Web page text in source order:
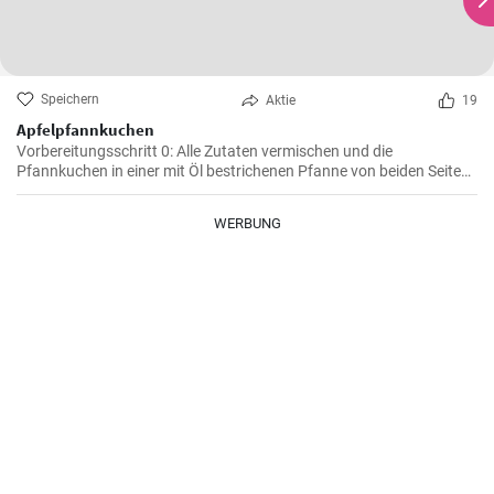
Speichern Aktie 19
Apfelpfannkuchen
Vorbereitungsschritt 0: Alle Zutaten vermischen und die
Pfannkuchen in einer mit Öl bestrichenen Pfanne von beiden Seiten
braten.
WERBUNG